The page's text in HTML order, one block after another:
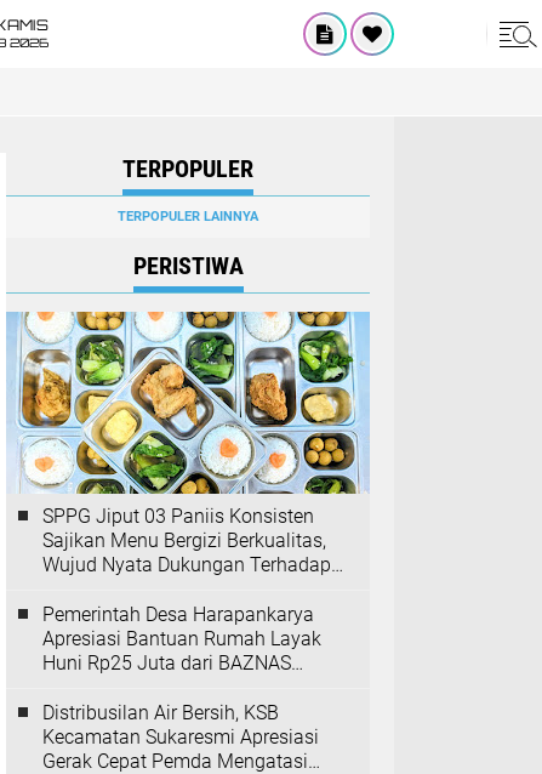
2026
TERPOPULER
TERPOPULER LAINNYA
PERISTIWA
SPPG Jiput 03 Paniis Konsisten
Sajikan Menu Bergizi Berkualitas,
Wujud Nyata Dukungan Terhadap
Pemerintah Desa Harapankarya
Apresiasi Bantuan Rumah Layak
Huni Rp25 Juta dari BAZNAS
Distribusilan Air Bersih, KSB
Kecamatan Sukaresmi Apresiasi
Gerak Cepat Pemda Mengatasi